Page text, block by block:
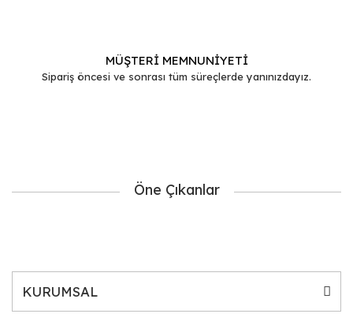
MÜŞTERİ MEMNUNİYETİ
Sipariş öncesi ve sonrası tüm süreçlerde yanınızdayız.
Öne Çıkanlar
KURUMSAL